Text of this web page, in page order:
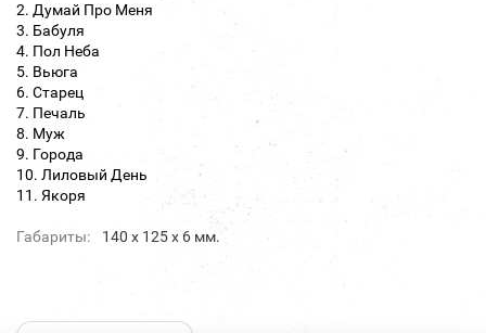
2. Думай Про Меня
3. Бабуля
4. Пол Неба
5. Вьюга
6. Старец
7. Печаль
8. Муж
9. Города
10. Лиловый День
11. Якоря
Габариты: 140 х 125 х 6 мм.